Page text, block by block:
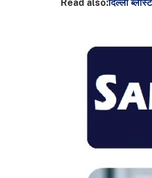
Read also:दिल्ली